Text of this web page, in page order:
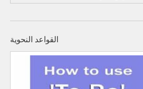
القواعد النحوية